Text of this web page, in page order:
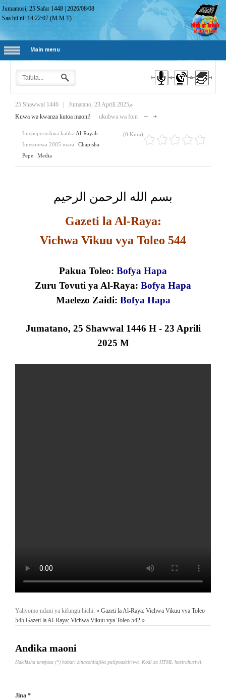
Jumamosi, 25 Safar 1448 |2026/08/08
Saa hii ni: 14:22:08 (M.M.T)
Main menu
25 Shawwal 1446
Jumatano, 23 Aprili 2025م
Kuwa wa kwanza kutoa maoni!
ukubwa wa font
Imepeperushwa katika Al-Rayah
Imesomwa 2005 mara
Chapisha
Pepe
Media
(0 Kura)
بسم الله الرحمن الرحيم
Gazeti la Al-Raya:
Vichwa Vikuu vya Toleo 544
Pakua Toleo: Bofya Hapa
Zuru Tovuti ya Al-Raya: Bofya Hapa
Maelezo Zaidi: Bofya Hapa
Jumatano, 25 Shawwal 1446 H - 23 Aprili
2025 M
Yaliyomo ndani ya kifungu hichi: « Gazeti la Al-Raya: Vichwa Vikuu vya Toleo
545 Gazeti la Al-Raya: Vichwa Vikuu vya Toleo 542 »
Andika maoni
Hakikisha umejaza (*) habari zinazohitajika palipoashiriwa. Kodi za HTML haziruhusiwi.
Jina *